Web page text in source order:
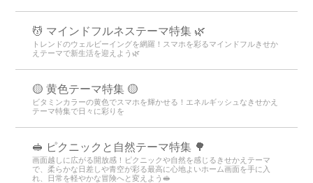
💆 マインドフルネステーマ特集 🌿
トレンドのウェルビーイングを網羅！スマホを彩るマインドフルきせか
えテーマで新生活を迎えよう🌿
🟡 黄色テーマ特集 🟡
ビタミンカラーの黄色でスマホを輝かせる！エネルギッシュなきせかえ
テーマ特集で日々に彩りを
🥪 ピクニックと自然テーマ特集 🌳
画面越しに広がる開放感！ピクニックや自然を感じるきせかえテーマ
で、柔らかな日差しや青空が彩る最高に心地よいホーム画面を手に入
れ、日常を軽やかな冒険へと変えよう🥪